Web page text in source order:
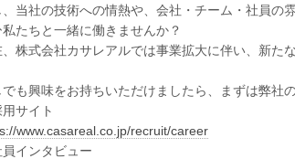
、当社の技術への情熱や、会社・チーム・社員の
たちと一緒に働きませんか？
株式会社カサレアルでは事業拡大に伴い、新た
でも興味をお持ちいただけましたら、まずは弊社
サイト
www.casareal.co.jp/recruit/career
インタビュー